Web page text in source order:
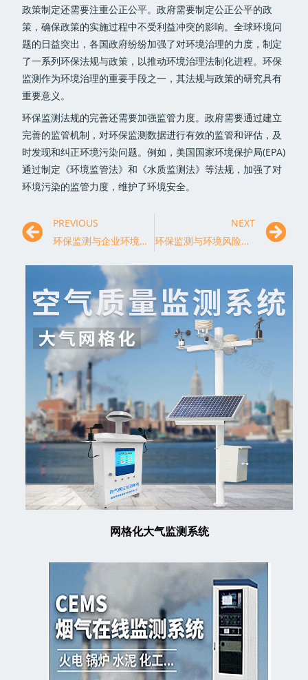
政策制定还需要注重公正公平。政府需要制定公正公平的政
策，确保政策的实施过程中不受利益冲突的影响。全球环境问
题的日益突出，各国政府纷纷加强了对环境治理的力度，制定
了一系列环保法规与政策，以推动环境治理法制化进程。环保
监测作为环境治理的重要手段之一，其法规与政策的研究具有
重要意义。
环保监测法规的完善还需要加强监管力度。政府需要通过建立
完善的监管机制，对环保监测数据进行有效的监管和评估，及
时发现和纠正环境污染问题。例如，美国国家环境保护局(EPA)
通过制定《环境监管法》和《水质监测法》等法规，加强了对
环境污染的监管力度，维护了环境安全。
PREVIOUS
环保监测与企业环境责任
NEXT
环保监测与环境风险评估的结合
网格化大气监测系统